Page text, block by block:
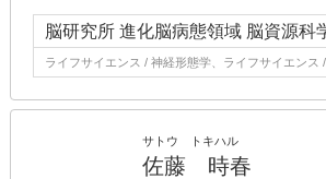
脳研究所 進化脳病態領域 脳資源科
ライフサイエンス / 神経形態学、ライフサイエンス
サトウ トキハル
佐藤 時春